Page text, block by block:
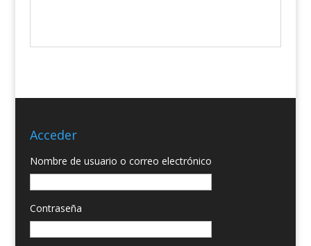
Acceder
Nombre de usuario o correo electrónico
Contraseña